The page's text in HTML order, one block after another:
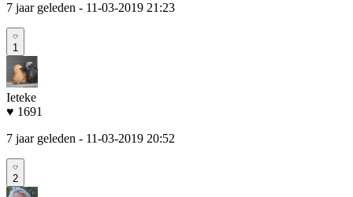
7 jaar geleden - 11-03-2019 21:23
1
Ieteke
♥ 1691
7 jaar geleden - 11-03-2019 20:52
2